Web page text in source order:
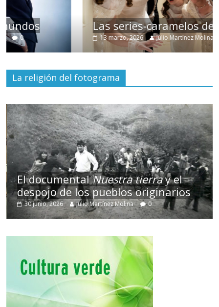
Las series-caramelos de Shondaland
13 marzo, 2026 Julio Martínez Molina 0
La religión del fotograma
El documentalNuestra tierray el
despojo de los pueblos originarios
30 junio, 2026 Julio Martínez Molina 0